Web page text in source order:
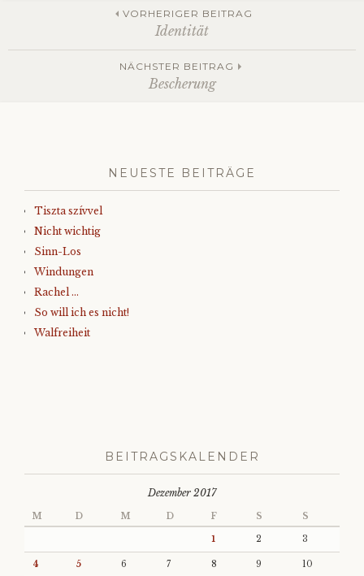
Beitrags-
Navigation
VORHERIGER BEITRAG
Identität
NÄCHSTER BEITRAG
Bescherung
NEUESTE BEITRÄGE
Tiszta szívvel
Nicht wichtig
Sinn-Los
Windungen
Rachel …
So will ich es nicht!
Walfreiheit
BEITRAGSKALENDER
Dezember 2017
M D M D F S S
1 2 3
4 5 6 7 8 9 10